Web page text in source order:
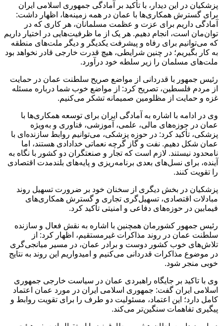
پزشکیان در این دیدار، با تأکید بر آمادگی جمهوری اسلامی ایران
برای گسترش همکاری‌ها با عمان در همه زمینه‌ها، اظهار داشت:
آمادگی داریم برای عزت و عظمت مسلمانان، هر کاری که در
توان‌مان است، انجام دهیم. هر یک از ما ظرفیت‌هایی در اختیار داریم
که می‌توانیم برای رفاه و پیشرفت یکدیگر و دیگر ملت‌های منطقه
به کار بگیریم؛ در چنین شرایطی، هیچ قدرت خارجی قادر نخواهد بود
ملت‌های مسلمان را زیر سلطه خود درآورد.
رئیس جمهور با قدردانی از مواضع صریح سلطنت عمان در حمایت
از مردم فلسطین، تصریح کرد: از مواضع خوب شما درباره مسئله
غزه و حمایت از مظلومین صمیمانه تشکر می‌کنیم.
وی در ادامه با اشاره به آمادگی ایران برای توسعه همکاری‌ها با
عمان در حوزه‌های مالی، علمی، آموزشی، فناوری و به‌ویژه
پزشکی، تأکید کرد: در حوزه پزشکی، می‌توانیم روابط سازنده‌ای با
عمان شکل دهیم. نفت و گاز گرچه نعماتی خدادادی هستند، اما
نامحدود نیستند. لازم است که تجار و صنعتگران دو کشور با نگاه به
آینده، برای نسل‌های بعدی برنامه‌ریزی و پایه‌های بلندمدت اقتصادی
را تقویت کنند.
پزشکیان در بخش دیگری از سخنان خود بر ضرورت تسهیل روند
مبادلات اقتصادی، تسهیل‌گری تجاری و گسترش همکاری‌های
فیمابین در حوزه‌های دفاعی و امنیتی تأکید کرد.
رئیس جمهور کشورمان همچنین با اشاره به نقش فعال و سازنده
سلطنت عمان در روند مذاکرات غیرمستقیم، اظهار کرد: از
تلاش‌های خوب کشور دوست و برادر عمان، در مسیر میانجی‌گری
در موضوع مذاکرات قدردانی می‌کنیم و امیدواریم این روند به نتایج
خوبی منجر شود.
وی با تاکید بر جایگاه راهبردی عمان در سیاست خارجی جمهوری
اسلامی ایران گفت: جمهوری اسلامی ایران در مورد عمان اعتماد
کامل دارد؛ این اعتماد، مسئولیت دو طرف را برای تقویت روابط و
پیگیری تفاهمات سنگین‌تر می‌کند.